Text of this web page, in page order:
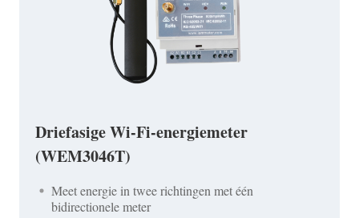
Driefasige Wi-Fi-energiemeter
(WEM3046T)
Meet energie in twee richtingen met één
bidirectionele meter